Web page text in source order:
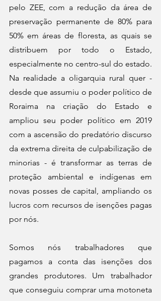
pelo ZEE, com a redução da área de
preservação permanente de 80% para
50% em áreas de floresta, as quais se
distribuem por todo o Estado,
especialmente no centro-sul do estado.
Na realidade a oligarquia rural quer -
desde que assumiu o poder político de
Roraima na criação do Estado e
ampliou seu poder político em 2019
com a ascensão do predatório discurso
da extrema direita de culpabilização de
minorias - é transformar as terras de
proteção ambiental e indígenas em
novas posses de capital, ampliando os
lucros com recursos de isenções pagas
por nós.
Somos nós trabalhadores que
pagamos a conta das isenções dos
grandes produtores. Um trabalhador
que conseguiu comprar uma motoneta